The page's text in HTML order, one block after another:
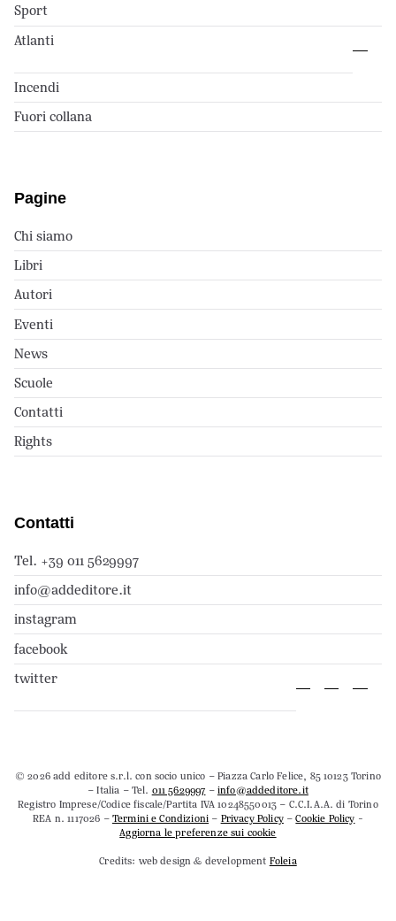
Sport
Atlanti
Incendi
Fuori collana
Pagine
Chi siamo
Libri
Autori
Eventi
News
Scuole
Contatti
Rights
Contatti
Tel. +39 011 5629997
info@addeditore.it
instagram
facebook
twitter
© 2026 add editore s.r.l. con socio unico – Piazza Carlo Felice, 85 10123 Torino
– Italia – Tel. 011 5629997 –info@addeditore.it
Registro Imprese/Codice fiscale/Partita IVA 10248550013 – C.C.I.A.A. di Torino
REA n. 1117026 –Termini e Condizioni – Privacy Policy–Cookie Policy -
Aggiorna le preferenze sui cookie
Credits: web design & development Foleia